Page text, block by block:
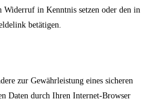
Widerruf in Kenntnis setzen oder den in
betätigen.
zur Gewährleistung eines sicheren
Daten durch Ihren Internet-Browser